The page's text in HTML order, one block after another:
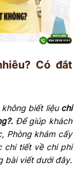
Có đắt
biết liệu chi
Để giúp khách
Phòng khám cấy
chi tiết về chi phi
bài viết dưới đây.